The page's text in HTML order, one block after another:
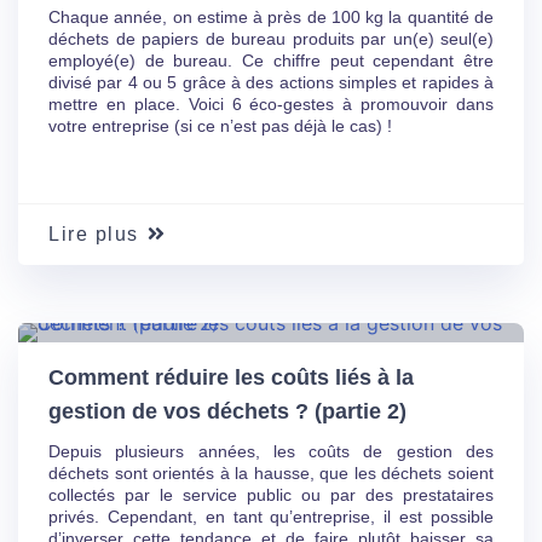
Chaque année, on estime à près de 100 kg la quantité de
déchets de papiers de bureau produits par un(e) seul(e)
employé(e) de bureau. Ce chiffre peut cependant être
divisé par 4 ou 5 grâce à des actions simples et rapides à
mettre en place. Voici 6 éco-gestes à promouvoir dans
votre entreprise (si ce n’est pas déjà le cas) !
Lire plus
Comment réduire les coûts liés à la
gestion de vos déchets ? (partie 2)
Depuis plusieurs années, les coûts de gestion des
déchets sont orientés à la hausse, que les déchets soient
collectés par le service public ou par des prestataires
privés. Cependant, en tant qu’entreprise, il est possible